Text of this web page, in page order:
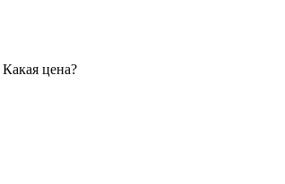
Какая цена?